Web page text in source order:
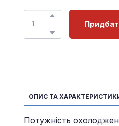
ОПИС ТА
Потужність